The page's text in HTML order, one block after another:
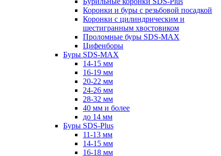
Коронки и буры с резьбовой посадкой
Коронки с цилиндрическим и
шестигранным хвостовиком
Проломные буры SDS-MAX
Цифенборы
Буры SDS-MAX
14-15 мм
16-19 мм
20-22 мм
24-26 мм
28-32 мм
40 мм и более
до 14 мм
Буры SDS-Plus
11-13 мм
14-15 мм
16-18 мм